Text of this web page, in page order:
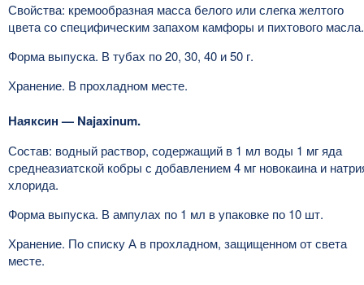
Свойства: кремообразная масса белого или слегка желтого
цвета со специфическим запахом камфоры и пихтового масла.
Форма выпуска. В тубах по 20, 30, 40 и 50 г.
Хранение. В прохладном месте.
Наяксин — Najaxinum.
Состав: водный раствор, содержащий в 1 мл воды 1 мг яда
среднеазиатской кобры с добавлением 4 мг новокаина и
хлорида.
Форма выпуска. В ампулах по 1 мл в упаковке по 10 шт.
Хранение. По списку А в прохладном, защищенном от света
месте.